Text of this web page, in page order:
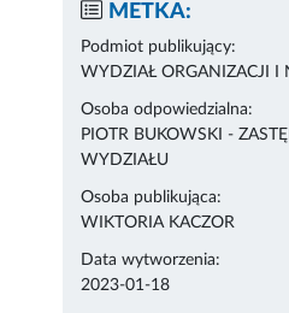
METKA:
Podmiot publikujący:
WYDZIAŁ ORGANIZACJI I
Osoba odpowiedzialna:
PIOTR BUKOWSKI -
WYDZIAŁU
Osoba publikująca:
WIKTORIA KACZOR
Data wytworzenia:
2023-01-18